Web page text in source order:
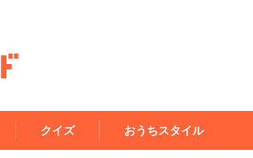
クイズ おうちスタイル